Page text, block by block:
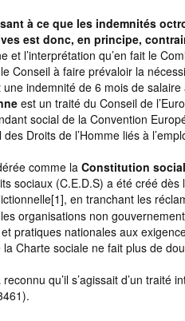
à ce que les indemnités
est donc, en principe,
et l’interprétation qu’en fait le
Conseil à faire prévaloir la
indemnité de 6 mois de salaire
est un traité du Conseil de
social de la Convention
Droits de l’Homme liés à
comme la Constitution
sociaux (C.E.D.S) a été créé
[1], en tranchant les
organisations non
pratiques nationales aux
Charte sociale ne fait plus de
qu’il s’agissait d’un